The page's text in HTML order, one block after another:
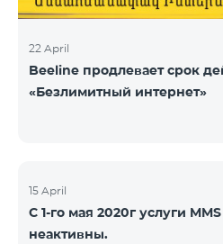
22 April
Beeline продлевает срок
«Безлимитный интернет»
15 April
С 1-го мая 2020г услуги
неактивны.